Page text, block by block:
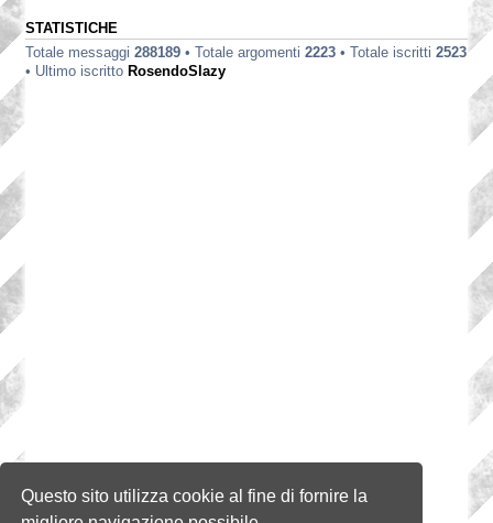
Questo sito utilizza cookie al fine di fornire la
STATISTICHE
Totale messaggi 288189 • Totale argomenti 2223 • Totale iscritti 2523
• Ultimo iscritto RosendoSlazy